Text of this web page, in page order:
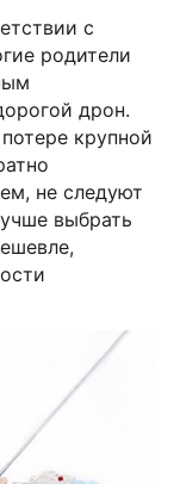
с
родители
дрон.
крупной
не следуют
выбрать